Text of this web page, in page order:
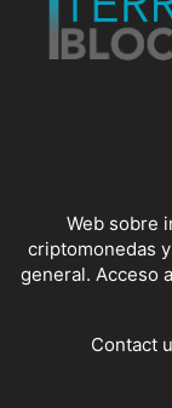
Web sobre
criptomonedas
general. Acceso
Contact